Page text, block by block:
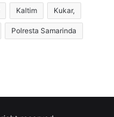
u
k
:
Kaltim Kukar,
Polresta Samarinda